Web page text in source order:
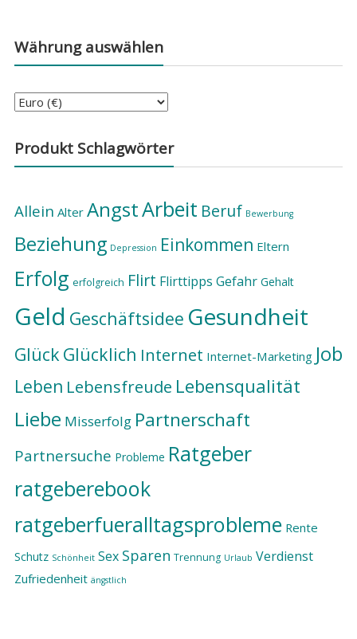
Währung auswählen
Produkt Schlagwörter
Allein Alter AngstArbeit Beruf Bewerbung
Beziehung Depression Einkommen Eltern
Erfolg erfolgreich Flirt Flirttipps Gefahr Gehalt
Geld Geschäftsidee Gesundheit
Glück Glücklich Internet Internet-Marketing Job
Leben Lebensfreude Lebensqualität
Liebe Misserfolg Partnerschaft
Partnersuche Probleme Ratgeber
ratgeberebook
ratgeberfueralltagsprobleme Rente
Schutz Schönheit Sex Sparen Trennung Urlaub Verdienst
Zufriedenheit ängstlich